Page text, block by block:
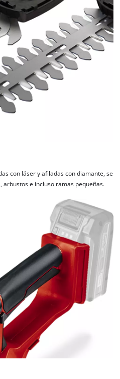
con láser y afiladas con diamante, se
e incluso ramas pequeñas.